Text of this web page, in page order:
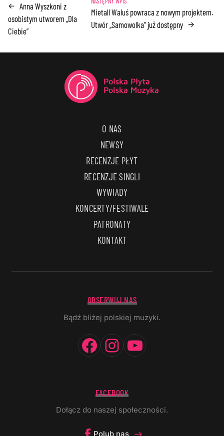
← Anna Wyszkoni z
osobistym utworem „Dla
Ciebie”
Mietall Waluś powraca z nowym projektem.
Utwór „Samowolka” już dostępny →
O NAS
NEWSY
RECENZJE PŁYT
RECENZJE SINGLI
WYWIADY
KONCERTY/FESTIWALE
PATRONATY
KONTAKT
OBSERWUJ NAS
Bądź bliżej polskiej muzyki.
Facebook
Instagram
FACEBOOK
Dołącz do naszej społeczności.
Polub nas